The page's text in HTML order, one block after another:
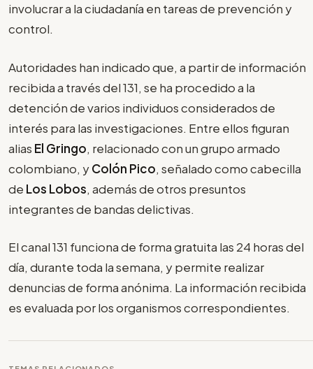
involucrar a la ciudadanía en tareas de prevención y
control.
Autoridades han indicado que, a partir de información
recibida a través del 131, se ha procedido a la
detención de varios individuos considerados de
interés para las investigaciones. Entre ellos figuran
alias El Gringo, relacionado con un grupo armado
colombiano, yColón Pico, señalado como cabecilla
de Los Lobos, además de otros presuntos
integrantes de bandas delictivas.
El canal 131 funciona de forma gratuita las 24 horas del
día, durante toda la semana, y permite realizar
denuncias de forma anónima. La información recibida
es evaluada por los organismos correspondientes.